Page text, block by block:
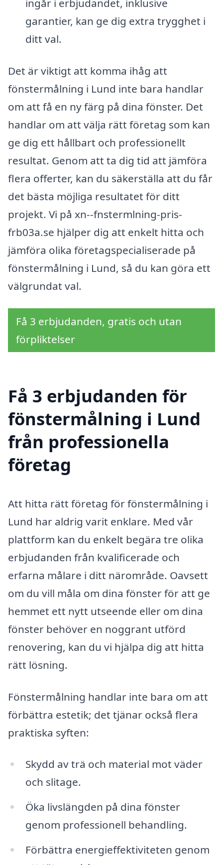
ingår i erbjudandet, inklusive
garantier, kan ge dig extra trygghet i
ditt val.
Det är viktigt att komma ihåg att
fönstermålning i Lund inte bara handlar
om att få en ny färg på dina fönster. Det
handlar om att välja rätt företag som kan
ge dig ett hållbart och professionellt
resultat. Genom att ta dig tid att jämföra
flera offerter, kan du säkerställa att du får
det bästa möjliga resultatet för ditt
projekt. Vi på xn--fnstermlning-pris-
frb03a.se hjälper dig att enkelt hitta och
jämföra olika företagspecialiserade på
fönstermålning i Lund, så du kan göra ett
välgrundat val.
Få 3 erbjudanden, gratis och utan
förpliktelser
Få 3 erbjudanden för
fönstermålning i Lund
från professionella
företag
Att hitta rätt företag för fönstermålning i
Lund har aldrig varit enklare. Med vår
plattform kan du enkelt begära tre olika
erbjudanden från kvalificerade och
erfarna målare i ditt närområde. Oavsett
om du vill måla om dina fönster för att ge
hemmet ett nytt utseende eller om dina
fönster behöver en noggrant utförd
renovering, kan du vi hjälpa dig att hitta
rätt lösning.
Fönstermålning handlar inte bara om att
förbättra estetik; det tjänar också flera
praktiska syften:
Skydd av trä och material mot väder
och slitage.
Öka livslängden på dina fönster
genom professionell behandling.
Förbättra energieffektiviteten genom